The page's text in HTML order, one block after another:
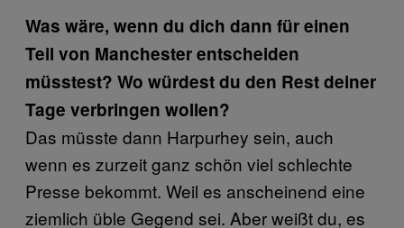
Was wäre, wenn du dich dann für einen
Teil von Manchester entscheiden
müsstest? Wo würdest du den Rest deiner
Tage verbringen wollen?
Das müsste dann Harpurhey sein, auch
wenn es zurzeit ganz schön viel schlechte
Presse bekommt. Weil es anscheinend eine
ziemlich üble Gegend sei. Aber weißt du, es